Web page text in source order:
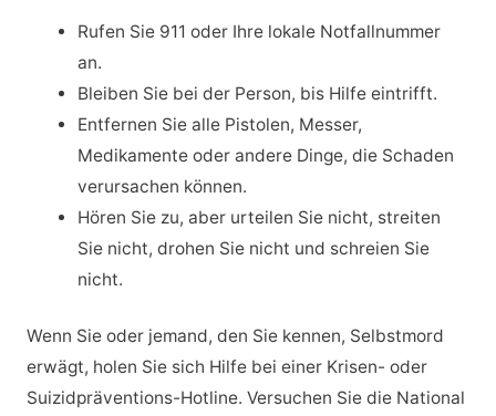
Rufen Sie 911 oder Ihre lokale Notfallnummer
an.
Bleiben Sie bei der Person, bis Hilfe eintrifft.
Entfernen Sie alle Pistolen, Messer,
Medikamente oder andere Dinge, die Schaden
verursachen können.
Hören Sie zu, aber urteilen Sie nicht, streiten
Sie nicht, drohen Sie nicht und schreien Sie
nicht.
Wenn Sie oder jemand, den Sie kennen, Selbstmord
erwägt, holen Sie sich Hilfe bei einer Krisen- oder
Suizidpräventions-Hotline. Versuchen Sie die National